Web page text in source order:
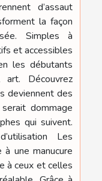
d’assaut
la façon
Simples à
et accessibles
les débutants
Découvrez
deviennent des
dommage
qui suivent.
Les
une manucure
à ceux et celles